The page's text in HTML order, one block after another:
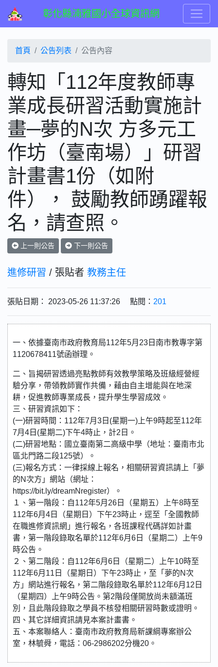
彰化縣湳雅國小全球資訊網
首頁 公告列表 公告內容
轉知「112年度教師專
業成長研習活動實施計
畫─夢的N次 方多元工
作坊（臺南場）」研習
計畫書1份（如附
件）， 鼓勵教師踴躍報
名，請查照。
上一則公告 下一則公告
進修研習 / 張貼者 教務主任
張貼日期： 2023-05-26 11:37:26 點閱： 201
一、依據臺南市政府教育局112年5月23日南市教專字第
1120678411號函辦理。
二、旨揭研習透過亮點教師有效教學策略及班級經營經
驗分享，帶領教師實作共備，藉由自主增能與在地深
耕，促進教師專業成長，提升學生學習成效。
三、研習資訊如下：
(一)研習時間：112年7月3日(星期一)上午9時起至112年
7月4日(星期二)下午4時止，計2日。
(二)研習地點：國立臺南第二高級中學（地址：臺南市北
區北門路二段125號）。
(三)報名方式：一律採線上報名，相關研習資訊請上「夢
的N次方」網站（網址：
https://bit.ly/dreamNregister）。
１、第一階段：自112年5月26日（星期五）上午8時至
112年6月4日（星期日）下午23時止，逕至「全國教師
在職進修資訊網」進行報名，各班課程代碼詳如計畫
書，第一階段錄取名單於112年6月6日（星期二）上午9
時公告。
２、第二階段：自112年6月6日（星期二）上午10時至
112年6月11日（星期日）下午23時止，至「夢的N次
方」網站進行報名，第二階段錄取名單於112年6月12日
（星期四）上午9時公告。第2階段僅開放尚未額滿班
別，且此階段錄取之學員不核發相關研習時數或證明。
四、其它詳細資訊請見本案計畫書。
五、本案聯絡人：臺南市政府教育局新課綱專案辦公
室，林毓舜，電話：06-2986202分機20。